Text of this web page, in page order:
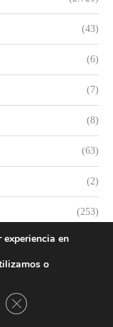
(43)
(6)
(7)
(8)
(63)
(2)
(253)
en
o
CERRAR EL